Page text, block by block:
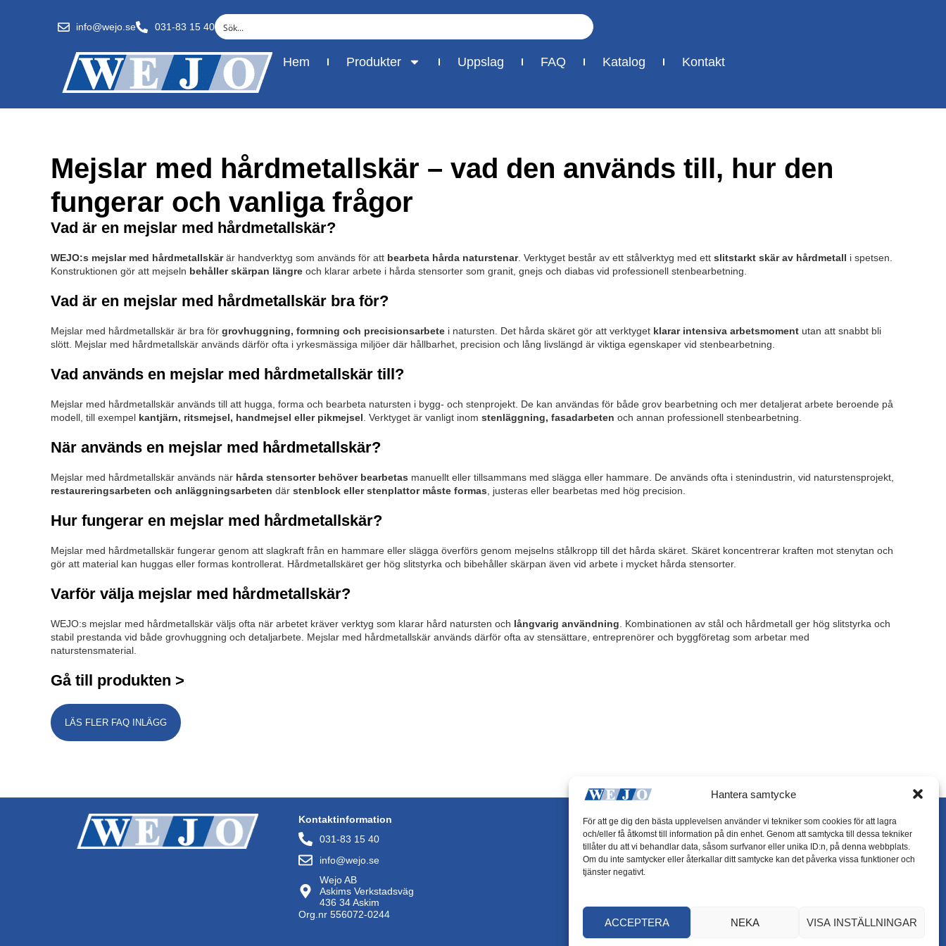
Hantera samtycke
För att ge dig den bästa upplevelsen använder vi tekniker som cookies för att lagra
och/eller få åtkomst till information på din enhet. Genom att samtycka till dessa tekniker
tillåter du att vi behandlar data, såsom surfvanor eller unika ID:n, på denna webbplats.
Om du inte samtycker eller återkallar ditt samtycke kan det påverka vissa funktioner och
tjänster negativt.
ACCEPTERA NEKA VISA INSTÄLLNINGAR
info@wejo.se 031-83 15 40
Hem Produkter Uppslag FAQ Katalog Kontakt
Mejslar med hårdmetallskär – vad den används till, hur den
fungerar och vanliga frågor
Vad är en mejslar med hårdmetallskär?
WEJO:s mejslar med hårdmetallskärär handverktyg som används för att bearbeta hårda naturstenar. Verktyget består av ett stålverktyg med ett slitstarkt skär av hårdmetall i spetsen.
Konstruktionen gör att mejseln behåller skärpan längre och klarar arbete i hårda stensorter som granit, gnejs och diabas vid professionell stenbearbetning.
Vad är en mejslar med hårdmetallskär bra för?
Mejslar med hårdmetallskär är bra för grovhuggning, formning och precisionsarbete i natursten. Det hårda skäret gör att verktyget klarar intensiva arbetsmoment utan att snabbt bli
slött. Mejslar med hårdmetallskär används därför ofta i yrkesmässiga miljöer där hållbarhet, precision och lång livslängd är viktiga egenskaper vid stenbearbetning.
Vad används en mejslar med hårdmetallskär till?
Mejslar med hårdmetallskär används till att hugga, forma och bearbeta natursten i bygg- och stenprojekt. De kan användas för både grov bearbetning och mer detaljerat arbete beroende på
modell, till exempel kantjärn, ritsmejsel, handmejsel eller pikmejsel . Verktyget är vanligt inom stenläggning, fasadarbeten och annan professionell stenbearbetning.
När används en mejslar med hårdmetallskär?
Mejslar med hårdmetallskär används när hårda stensorter behöver bearbetas manuellt eller tillsammans med slägga eller hammare. De används ofta i stenindustrin, vid naturstensprojekt,
restaureringsarbeten och anläggningsarbeten där stenblock eller stenplattor måste formas , justeras eller bearbetas med hög precision.
Hur fungerar en mejslar med hårdmetallskär?
Mejslar med hårdmetallskär fungerar genom att slagkraft från en hammare eller slägga överförs genom mejselns stålkropp till det hårda skäret. Skäret koncentrerar kraften mot stenytan och
gör att material kan huggas eller formas kontrollerat. Hårdmetallskäret ger hög slitstyrka och bibehåller skärpan även vid arbete i mycket hårda stensorter.
Varför välja mejslar med hårdmetallskär?
WEJO:s mejslar med hårdmetallskär väljs ofta när arbetet kräver verktyg som klarar hård natursten och långvarig användning . Kombinationen av stål och hårdmetall ger hög slitstyrka och
stabil prestanda vid både grovhuggning och detaljarbete. Mejslar med hårdmetallskär används därför ofta av stensättare, entreprenörer och byggföretag som arbetar med
naturstensmaterial.
Gå till produkten >
LÄS FLER FAQ INLÄGG
Kontaktinformation
031-83 15 40
info@wejo.se
Wejo AB
Askims Verkstadsväg
436 34 Askim
Org.nr 556072-0244
Integritetspolicy
Cookiepolicy